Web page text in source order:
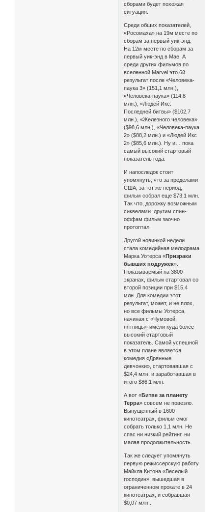
сборами будет похожая
ситуация.
Среди общих показателей,
«Росомаха» на 19м месте по
сборам за первый уик-энд.
На 12м месте по сборам за
первый уик-энд в Мае. А
среди других фильмов по
вселенной Marvel это 6й
результат после «Человека-
паука 3» (151,1 млн.),
«Человека-паука» (114,8
млн.), «Людей Икс:
Последней битвы» ($102,7
млн.), «Железного человека»
($98,6 млн.), «Человека-паука
2» ($88,2 млн.) и «Людей Икс
2» ($85,6 млн.). Ну и… пока
самый высокий стартовый
показатель года.
И напоследок стоит
упомянуть, что за пределами
США, за тот же период,
фильм собрал еще $73,1 млн.
Так что, дорожку возможным
сиквелами другим спин-
оффам фильм заочно
протоптал.
Другой новинкой недели
стала комедийная мелодрама
Марка Уотерса «Призраки
бывших подружек».
Показываемый на 3800
экранах, фильм стартовал со
второй позиции при $15,4
млн. Для комедии этот
результат, может, и не плох,
но все фильмы Уотерса,
начиная с «Чумовой
пятницы» имели куда более
высокий стартовый
показатель. Самой успешной
в этом плане является
комедия «Дрянные
девчонки», стартовавшая с
$24,4 млн. и заработавшая в
итого $86,1 млн.
А вот «Битве за планету
Терра» совсем не повезло.
Выпущенный в 1600
кинотеатрах, фильм смог
собрать только 1,1 млн. Не
спас ни низкий рейтинг, ни
малая продолжительность.
Так же следует упомянуть
первую режиссерскую работу
Майкла Китона «Веселый
господин», вышедшая в
ограниченном прокате в 24
кинотеатрах, и собравшая
$0,07 млн..